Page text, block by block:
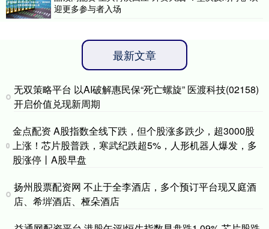
迎更多参与者入场
最新文章
无双策略平台 以AI破解惠民保“死亡螺旋” 医渡科技(02158)
开启价值兑现新周期
金点配资 A股指数全线下跌，但个股涨多跌少，超3000股
上涨！芯片股普跌，寒武纪跌超5%，人形机器人爆发，多
股涨停丨A股早盘
扬州股票配资网 不止于全李酒店，多个预订平台现又庭酒
店、希堓酒店、桠朵酒店